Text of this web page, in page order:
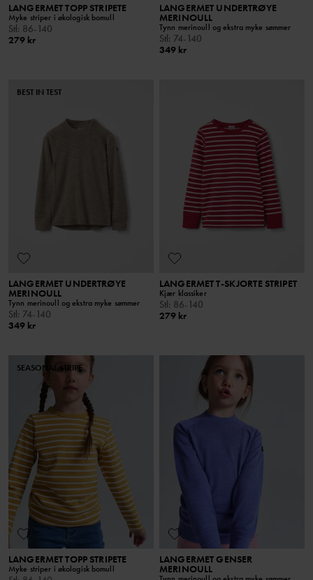
LANGERMET TOPP STRIPETE
Myke striper i økologisk bomull
Stl: 86-140
279 kr
LANGERMET UNDERTRØYE
MERINOULL
Tynn merinoull og ekstra myke sømmer
Stl: 74-140
349 kr
BEST IN TEST
LANGERMET UNDERTRØYE
MERINOULL
Tynn merinoull og ekstra myke sømmer
Stl: 74-140
349 kr
LANGERMET T-SKJORTE STRIPET
Kjær klassiker
Stl: 86-140
279 kr
SEASONAL STRIPE
LANGERMET TOPP STRIPETE
Myke striper i økologisk bomull
LANGERMET GENSER
MERINOULL